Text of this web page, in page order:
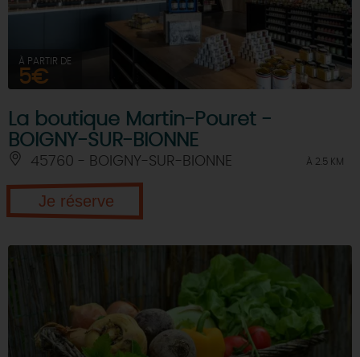
À PARTIR DE
5€
La boutique Martin-Pouret -
BOIGNY-SUR-BIONNE
45760 - BOIGNY-SUR-BIONNE À 2.5 KM
Je réserve